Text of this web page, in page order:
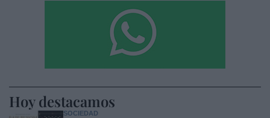
Hoy destacamos
SOCIEDAD